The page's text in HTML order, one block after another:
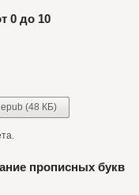
0 до 10
(48 КБ)
прописных букв